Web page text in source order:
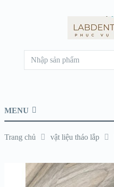
MENU
Trang chủ vật liệu tháo lắp